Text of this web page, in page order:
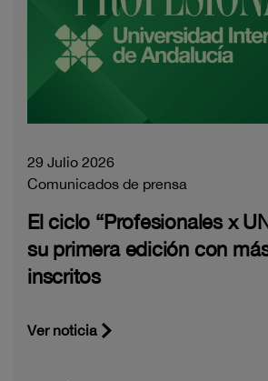
29 Julio 2026
Comunicados de prensa
El ciclo “Profesionales x
su primera edición con
inscritos
Ver noticia